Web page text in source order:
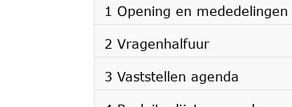
1 Opening en mededelingen
2 Vragenhalfuur
3 Vaststellen agenda